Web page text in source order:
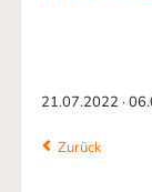
21.07.2022 ·
Zurück